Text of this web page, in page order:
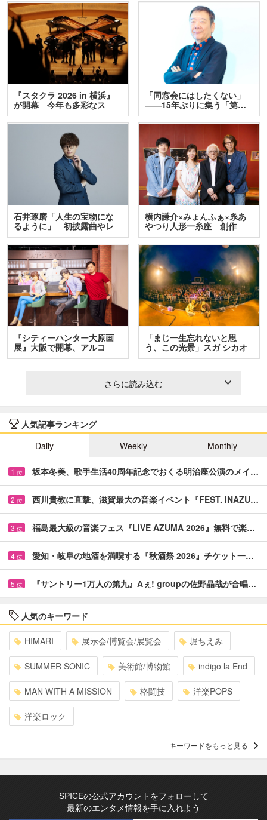
『スタクラ 2026 in 横浜』
が開幕 今年も多彩なス
テ…
「同窓会にはしたくない」
――15年ぶりに集う「第…
石井琢磨「人生の宝物にな
るように」 初披露曲やレ
ア…
横内謙介×みょんふぁ×糸あ
やつり人形一糸座 創作
人…
『シティーハンター大原画
展』大阪で開幕、アルコ
＆…
「まじ一生忘れないと思
う、この光景」スガ シカオ
と…
さらに読み込む
人気記事ランキング
Daily
Weekly Monthly
1 位 坂本冬美、歌手生活40周年記念でおくる明治座公演のメイ…
2 位 西川貴教に直撃、滋賀最大の音楽イベント『FEST. INAZU…
3 位 福島最大級の音楽フェス『LIVE AZUMA 2026』無料で楽…
4 位 愛知・岐阜の地酒を満喫する『秋酒祭 2026』チケット一…
5 位 『サントリー1万人の第九』Aぇ! groupの佐野晶哉が合唱…
人気のキーワード
HIMARI 展示会/博覧会/展覧会 堀ちえみ
SUMMER SONIC 美術館/博物館 indigo la End
MAN WITH A MISSION 格闘技 洋楽POPS
洋楽ロック
キーワードをもっと見る
SPICEの公式アカウントをフォローして
最新のエンタメ情報を手に入れよう